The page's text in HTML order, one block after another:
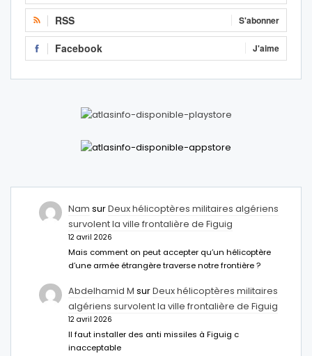
RSS S'abonner
Facebook J'aime
Nam surDeux hélicoptères militaires algériens
survolent la ville frontalière de Figuig
12 avril 2026
Mais comment on peut accepter qu’un hélicoptère
d’une armée étrangère traverse notre frontière ?
Abdelhamid M surDeux hélicoptères militaires
algériens survolent la ville frontalière de Figuig
12 avril 2026
Il faut installer des anti missiles à Figuig c
inacceptable